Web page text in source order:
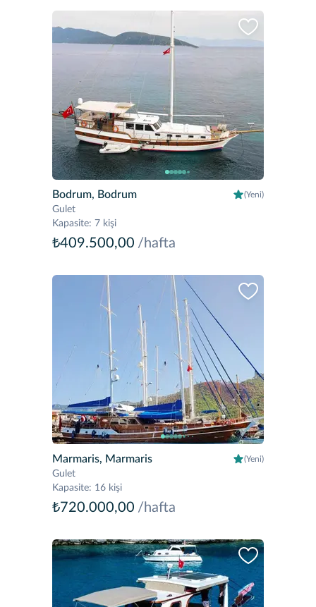
Bodrum, Bodrum (Yeni)
Gulet
Kapasite: 7 kişi
₺409.500,00 /hafta
Marmaris, Marmaris (Yeni)
Gulet
Kapasite: 16 kişi
₺720.000,00 /hafta